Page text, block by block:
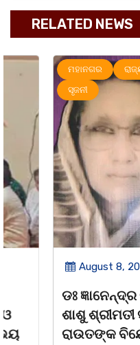
RELATED NEWS
ମହାନଗର
ରାଜ୍ୟ
August 8, 2026
ଡଃ ଜ୍ଞାନେନ୍ଦ୍ର ଙ୍କ
ଶାଶୁ ଶ୍ରୀମତୀ ସାବିତ୍ରୀ
ରାଉତଙ୍କ ବିୟୋଗ